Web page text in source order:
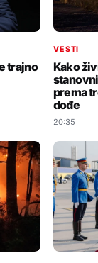
trajno
VESTI
Kako
prema
dođe
20:35